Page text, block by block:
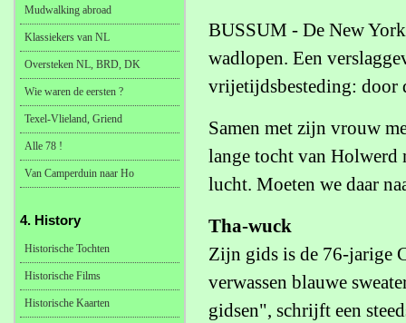
BUSSUM - De New
wadlopen. Een
vrijetijdsbesteding: door
Samen met zijn vrouw
lange tocht van Holwerd
lucht. Moeten we daar
Tha-wuck
Zijn gids is de 76-jarige
verwassen blauwe
gidsen", schrijft een
Mudwalking abroad
Klassiekers van NL
Oversteken NL, BRD, DK
Wie waren de eersten ?
Texel-Vlieland, Griend
Alle 78 !
Van Camperduin naar Ho
4. History
Historische Tochten
Historische Films
Historische Kaarten